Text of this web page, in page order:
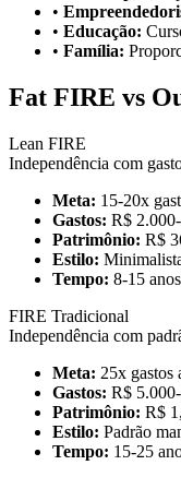
•
• Educação:
• Família:
Fat FIRE vs
Lean FIRE
Independência com
Meta: 15-20x
Gastos: R$
Patrimônio: R$
Estilo:
Tempo: 8-15 anos
FIRE Tradicional
Independência com
Meta: 25x gastos
Gastos: R$
Patrimônio: R$
Estilo: Padrão
Tempo: 15-25